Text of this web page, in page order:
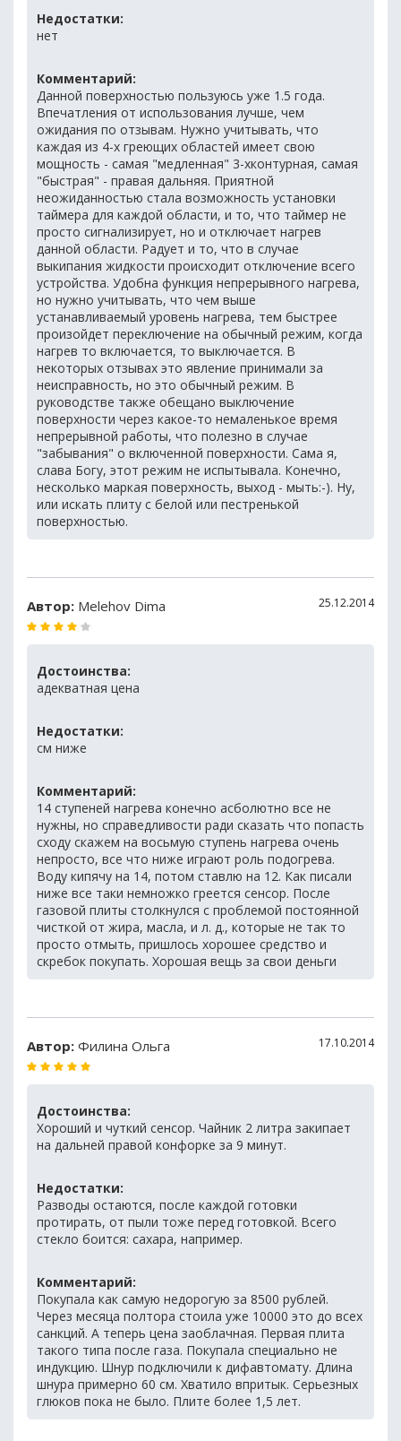
Недостатки:
нет
Комментарий:
Данной поверхностью пользуюсь уже 1.5 года.
Впечатления от использования лучше, чем
ожидания по отзывам. Нужно учитывать, что
каждая из 4-х греющих областей имеет свою
мощность - самая "медленная" 3-хконтурная, самая
"быстрая" - правая дальняя. Приятной
неожиданностью стала возможность установки
таймера для каждой области, и то, что таймер не
просто сигнализирует, но и отключает нагрев
данной области. Радует и то, что в случае
выкипания жидкости происходит отключение всего
устройства. Удобна функция непрерывного нагрева,
но нужно учитывать, что чем выше
устанавливаемый уровень нагрева, тем быстрее
произойдет переключение на обычный режим, когда
нагрев то включается, то выключается. В
некоторых отзывах это явление принимали за
неисправность, но это обычный режим. В
руководстве также обещано выключение
поверхности через какое-то немаленькое время
непрерывной работы, что полезно в случае
"забывания" о включенной поверхности. Сама я,
слава Богу, этот режим не испытывала. Конечно,
несколько маркая поверхность, выход - мыть:-). Ну,
или искать плиту с белой или пестренькой
поверхностью.
Автор: Melehov Dima 25.12.2014
Достоинства:
адекватная цена
Недостатки:
см ниже
Комментарий:
14 ступеней нагрева конечно асболютно все не
нужны, но справедливости ради сказать что попасть
сходу скажем на восьмую ступень нагрева очень
непросто, все что ниже играют роль подогрева.
Воду кипячу на 14, потом ставлю на 12. Как писали
ниже все таки немножко греется сенсор. После
газовой плиты столкнулся с проблемой постоянной
чисткой от жира, масла, и л. д., которые не так то
просто отмыть, пришлось хорошее средство и
скребок покупать. Хорошая вещь за свои деньги
Автор: Филина Ольга 17.10.2014
Достоинства:
Хороший и чуткий сенсор. Чайник 2 литра закипает
на дальней правой конфорке за 9 минут.
Недостатки:
Разводы остаются, после каждой готовки
протирать, от пыли тоже перед готовкой. Всего
стекло боится: сахара, например.
Комментарий:
Покупала как самую недорогую за 8500 рублей.
Через месяца полтора стоила уже 10000 это до всех
санкций. А теперь цена заоблачная. Первая плита
такого типа после газа. Покупала специально не
индукцию. Шнур подключили к дифавтомату. Длина
шнура примерно 60 см. Хватило впритык. Серьезных
глюков пока не было. Плите более 1,5 лет.